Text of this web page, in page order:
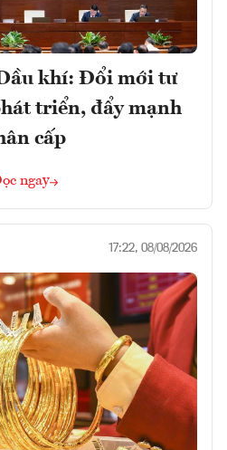
khí: Đổi mới tư
triển, đẩy mạnh
cấp
ngay
17:22, 08/08/2026